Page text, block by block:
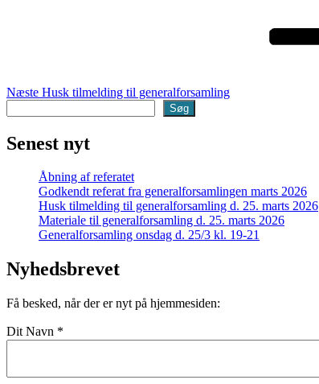
Næste Husk tilmelding til generalforsamling
Søg
Senest nyt
Åbning af referatet
Godkendt referat fra generalforsamlingen marts 2026
Husk tilmelding til generalforsamling d. 25. marts 2026
Materiale til generalforsamling d. 25. marts 2026
Generalforsamling onsdag d. 25/3 kl. 19-21
Nyhedsbrevet
Få besked, når der er nyt på hjemmesiden:
Dit Navn *